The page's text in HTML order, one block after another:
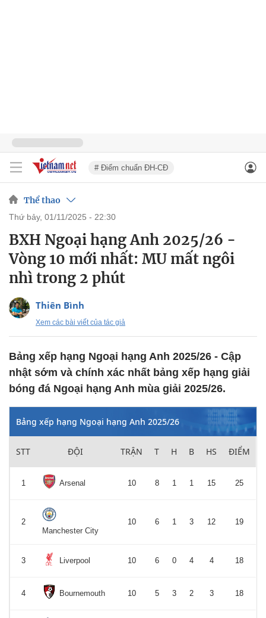
# Điểm chuẩn ĐH-CĐ
Thể thao
thứ bảy, 01/11/2025 - 22:30
BXH Ngoại hạng Anh 2025/26 -
Vòng 10 mới nhất: MU mất ngôi
nhì trong 2 phút
Thiên Bình
Xem các bài viết của tác giả
Bảng xếp hạng Ngoại hạng Anh 2025/26 - Cập
nhật sớm và chính xác nhất bảng xếp hạng giải
bóng đá Ngoại hạng Anh mùa giải 2025/26.
Bảng xếp hạng Ngoại hạng Anh 2025/26
STT ĐỘI TRẬN T H B HS ĐIỂM
1 Arsenal 10 8 1 1 15 25
2
Manchester City
10 6 1 3 12 19
3 Liverpool 10 6 0 4 4 18
4 Bournemouth 10 5 3 2 3 18